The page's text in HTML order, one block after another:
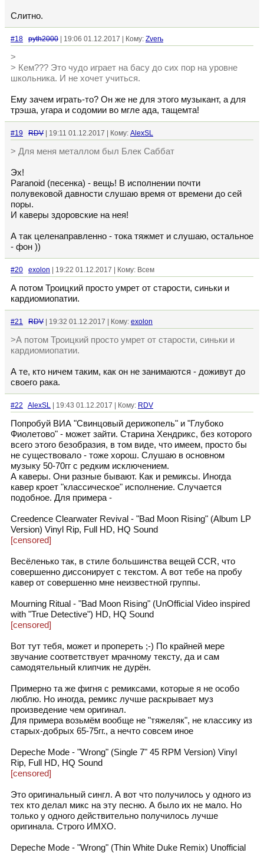
Слитно.
#18 pyth2000 | 19:06 01.12.2017 | Кому: Zverь
>
> Кем??? Это чудо играет на басу до сих пор на уровне
школьника. И не хочет учиться.
Ему зачем играть-то? Он же не для этого музыкант, а для
трэша, угара и содомии во мгле ада, тащемта!
#19 RDV | 19:11 01.12.2017 | Кому: AlexSL
> Для меня металлом был Блек Саббат
Эх!
Paranoid (песенка) - вещь! В исполнении почти
полувековой давности слушаю время от времени до сей
поры.
И каверы здоровские на нея!
А так целенаправленно - тока тяжмет и слушаю, остальное
- фон ))
#20 exolon | 19:22 01.12.2017 | Кому: Всем
А потом Троицкий просто умрет от старости, синьки и
кардиомиопатии.
#21 RDV | 19:32 01.12.2017 | Кому: exolon
>А потом Троицкий просто умрет от старости, синьки и
кардиомиопатии.
А те, кто ничем таким, как он не занимаются - доживут до
своего рака.
#22 AlexSL | 19:43 01.12.2017 | Кому: RDV
Попробуй ВИА "Свинцовый дерижопель" и "Глубоко
Фиолетово" - может зайти. Старина Хендрикс, без которого
всего этого безобразия, в том виде, что имеем, просто бы
не существовало - тоже хорош. Слушаю в основном
музыку 50-70гг с редким исключением.
А каверы. Они разные бывают. Как и ремиксы. Иногда
кавер кроет "классическое" исполнение. Случается
подобное. Для примера -
Creedence Clearwater Revival - "Bad Moon Rising" (Album LP
Version) Vinyl Rip, Full HD, HQ Sound
[censored]
Весёленько так, в стиле большинства вещей CCR, что
совершенно диссонирует с текстом. А вот тебе на пробу
кавер от совершенно мне неизвестной группы.
Mourning Ritual - "Bad Moon Rising" (UnOfficial Video inspired
with "True Detective") HD, HQ Sound
[censored]
Вот тут тебя, может и пропереть ;-) По крайней мере
звучание соответствует мрачному тексту, да и сам
самодятельный клипчик не дурён.
Примерно та же фигня с ремиксами, которые я не особо
люблю. Но иногда, ремикс лучше раскрывает муз
произведение чем оригинал.
Для примера возьмём вообще не "тяжеляк", не классику из
старых-добрых 65-75гг., а нечто совсем иное
Depeche Mode - "Wrong" (Single 7" 45 RPM Version) Vinyl
Rip, Full HD, HQ Sound
[censored]
Это оригинальный сингл. А вот что получилось у одного из
тех кто делал микс на эту песню. А было их не мало. Но
только у одного действительно получилось лучше
оригинала. Строго ИМХО.
Depeche Mode - "Wrong" (Thin White Duke Remix) Unofficial